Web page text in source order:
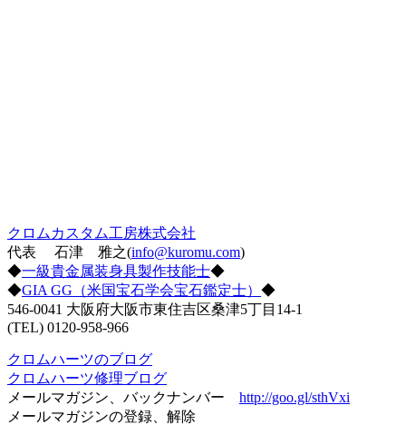
クロムカスタム工房株式会社
代表 石津 雅之(info@kuromu.com)
◆一級貴金属装身具製作技能士◆
◆GIA GG（米国宝石学会宝石鑑定士） ◆
546-0041 大阪府大阪市東住吉区桑津5丁目14-1
(TEL) 0120-958-966
クロムハーツのブログ
クロムハーツ修理ブログ
メールマガジン、バックナンバー http://goo.gl/sthVxi
メールマガジンの登録、解除